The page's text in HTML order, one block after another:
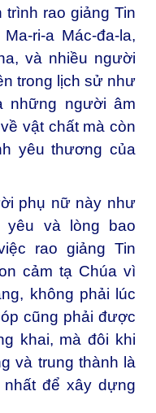
rao giảng Tin
ri-a Mác-đa-la,
và nhiều người
trong lịch sử như
những người âm
vật chất mà còn
yêu thương của
phụ nữ này như
yêu và lòng bao
rao giảng Tin
cảm tạ Chúa vì
không phải lúc
cũng phải được
khai, mà đôi khi
và trung thành là
để xây dựng